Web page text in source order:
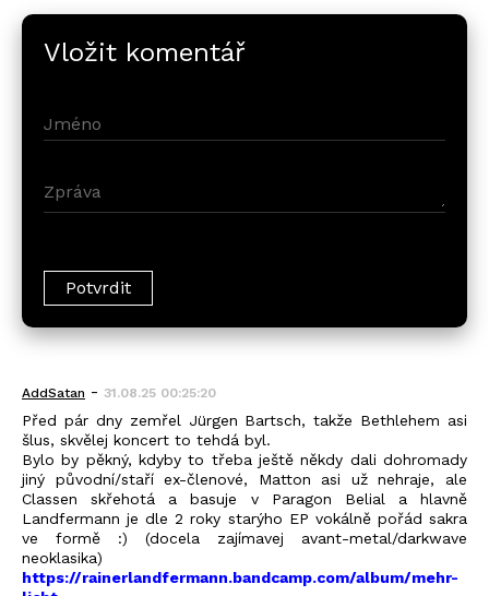
Vložit komentář
AddSatan - 31.08.25 00:25:20
Před pár dny zemřel Jürgen Bartsch, takže Bethlehem asi
šlus, skvělej koncert to tehdá byl.
Bylo by pěkný, kdyby to třeba ještě někdy dali dohromady
jiný původní/staří ex-členové, Matton asi už nehraje, ale
Classen skřehotá a basuje v Paragon Belial a hlavně
Landfermann je dle 2 roky starýho EP vokálně pořád sakra
ve formě :) (docela zajímavej avant-metal/darkwave
neoklasika)
https://rainerlandfermann.bandcamp.com/album/mehr-